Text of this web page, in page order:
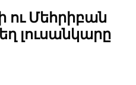
ու Մեհրիբան
լուսանկարը